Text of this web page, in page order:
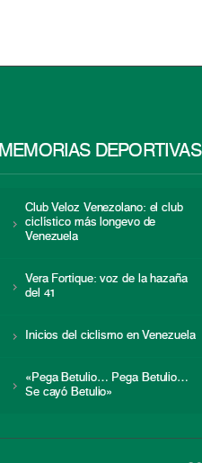
MEMORIAS DEPORTIVAS
Club Veloz Venezolano: el club
ciclístico más longevo de
Venezuela
Vera Fortique: voz de la hazaña
del 41
Inicios del ciclismo en Venezuela
«Pega Betulio… Pega Betulio…
Se cayó Betulio»